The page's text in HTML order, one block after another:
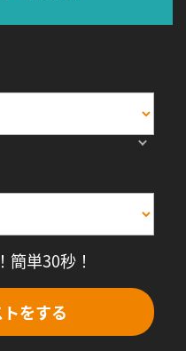
簡単30秒！
をする